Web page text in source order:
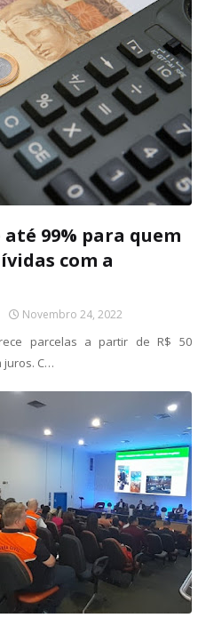
até 99% para quem
com a
Novembro 24, 2022
parcelas a partir de R$ 50
juros. C…